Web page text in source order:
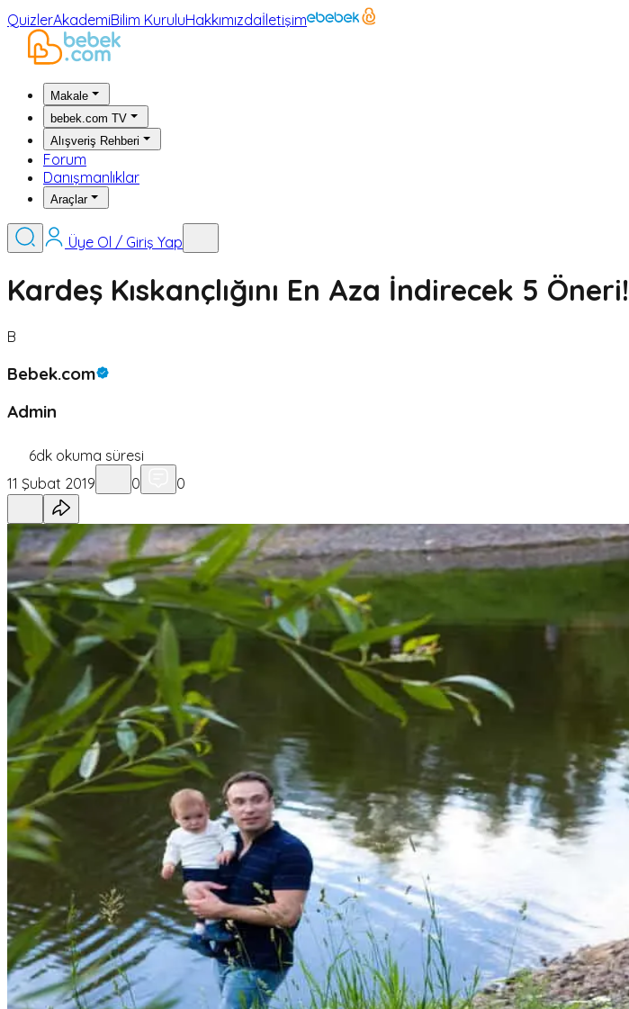
QuizlerAkademiBilim KuruluHakkımızdaİletişim
Makale
bebek.com TV
Alışveriş Rehberi
Forum
Danışmanlıklar
Araçlar
Üye Ol / Giriş Yap
Kardeş Kıskançlığını En Aza İndirecek 5 Öneri!
B
Bebek.com
Admin
6dk okuma süresi
11 Şubat 2019
0 0